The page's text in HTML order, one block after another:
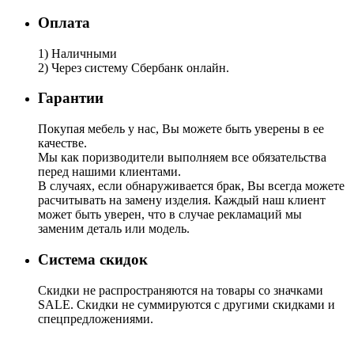
Оплата
1) Наличными
2) Через систему Сбербанк онлайн.
Гарантии
Покупая мебель у нас, Вы можете быть уверены в ее
качестве.
Мы как поризводители выполняем все обязательства
перед нашими клиентами.
В случаях, если обнаруживается брак, Вы всегда можете
расчитывать на замену изделия. Каждый наш клиент
может быть уверен, что в случае рекламаций мы
заменим деталь или модель.
Система скидок
Скидки не распространяются на товары со значками
SALE. Скидки не суммируются с другими скидками и
спецпредложениями.